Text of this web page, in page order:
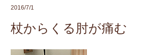
2016/7/1
杖からくる肘が痛む